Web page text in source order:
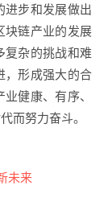
进步和发展做出
块链产业的发展
复杂的挑战和难
，形成强大的合
健康、有序、
而努力奋斗。
未来